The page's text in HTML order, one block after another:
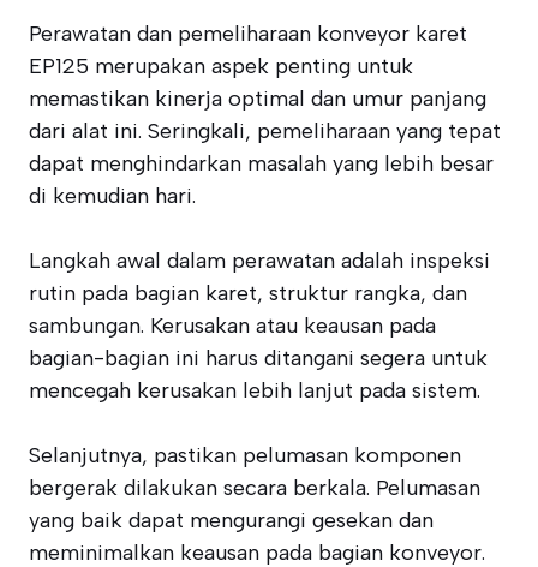
Perawatan dan pemeliharaan konveyor karet
EP125 merupakan aspek penting untuk
memastikan kinerja optimal dan umur panjang
dari alat ini. Seringkali, pemeliharaan yang tepat
dapat menghindarkan masalah yang lebih besar
di kemudian hari.
Langkah awal dalam perawatan adalah inspeksi
rutin pada bagian karet, struktur rangka, dan
sambungan. Kerusakan atau keausan pada
bagian-bagian ini harus ditangani segera untuk
mencegah kerusakan lebih lanjut pada sistem.
Selanjutnya, pastikan pelumasan komponen
bergerak dilakukan secara berkala. Pelumasan
yang baik dapat mengurangi gesekan dan
meminimalkan keausan pada bagian konveyor.